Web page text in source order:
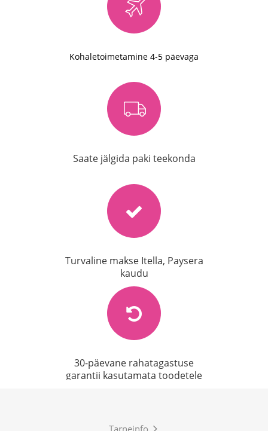
Kohaletoimetamine 4-5 päevaga
Saate jälgida paki teekonda
Turvaline makse Itella, Paysera
kaudu
30-päevane rahatagastuse
garantii kasutamata toodetele
Tarneinfo